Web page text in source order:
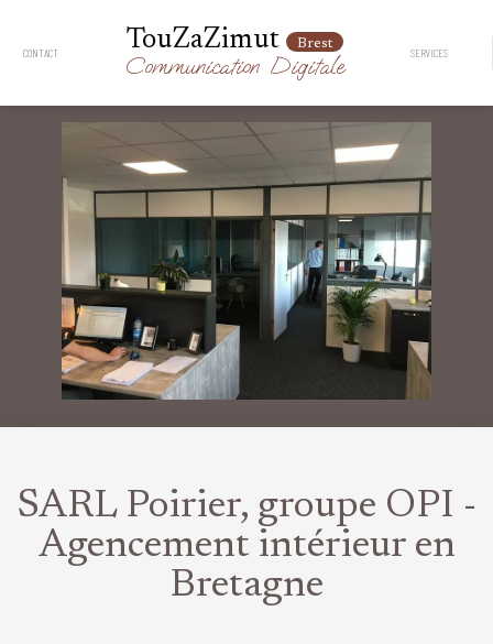
CONTACT TouZaZimut Brest
Communication Digitale SERVICES
SARL Poirier, groupe OPI -
Agencement intérieur en
Bretagne